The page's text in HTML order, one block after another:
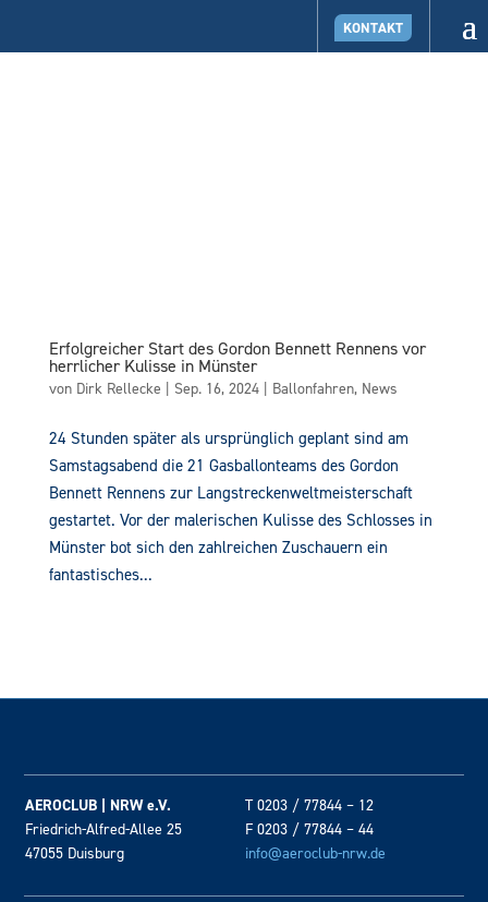
KONTAKT
Erfolgreicher Start des Gordon Bennett Rennens vor
herrlicher Kulisse in Münster
von Dirk Rellecke | Sep. 16, 2024| Ballonfahren, News
24 Stunden später als ursprünglich geplant sind am
Samstagsabend die 21 Gasballonteams des Gordon
Bennett Rennens zur Langstreckenweltmeisterschaft
gestartet. Vor der malerischen Kulisse des Schlosses in
Münster bot sich den zahlreichen Zuschauern ein
fantastisches...
AEROCLUB | NRW e.V.
Friedrich-Alfred-Allee 25
47055 Duisburg
T 0203 / 77844 – 12
F 0203 / 77844 – 44
info@aeroclub-nrw.de